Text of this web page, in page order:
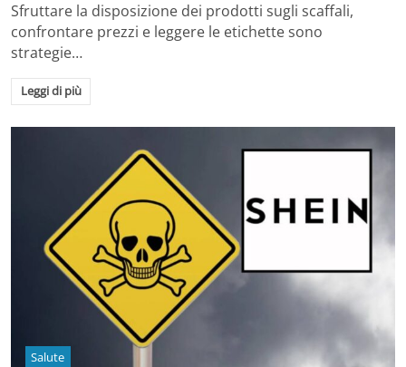
Sfruttare la disposizione dei prodotti sugli scaffali,
confrontare prezzi e leggere le etichette sono
strategie…
Leggi di più
Salute